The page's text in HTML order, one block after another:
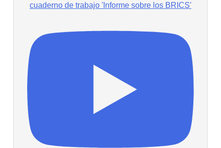
cuaderno de trabajo 'Informe sobre los BRICS'